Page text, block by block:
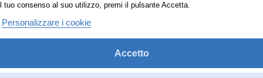
tuo consenso al suo utilizzo, premi il pulsante Accetta.
Personalizzare i cookie
Accetto
Trovaci anche su: